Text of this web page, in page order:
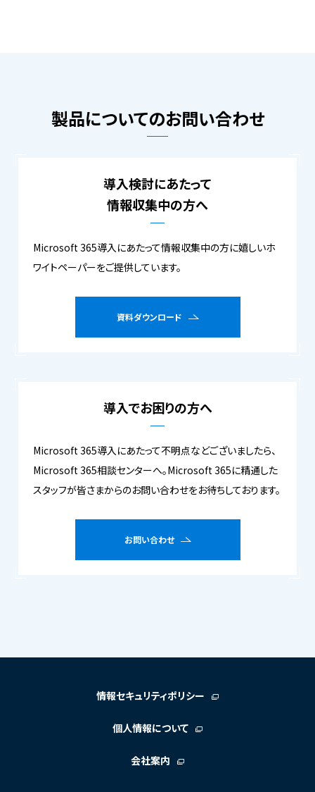
製品についてのお問い合わせ
導入検討にあたって
情報収集中の方へ
Microsoft 365導入にあたって情報収集中の方に嬉しいホ
ワイトペーパーをご提供しています。
資料ダウンロード
導入でお困りの方へ
Microsoft 365導入にあたって不明点などございましたら、
Microsoft 365相談センターへ。Microsoft 365に精通した
スタッフが皆さまからのお問い合わせをお待ちしております。
お問い合わせ
情報セキュリティポリシー
個人情報について
会社案内